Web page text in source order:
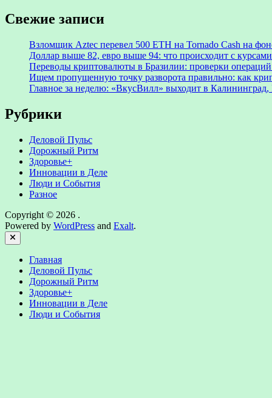
Свежие записи
Взломщик Aztec перевел 500 ETH на Tornado Cash на
Доллар выше 82, евро выше 94: что происходит с
Переводы криптовалюты в Бразилии: проверки
Ищем пропущенную точку разворота правильно: как
Главное за неделю: «ВкусВилл» выходит в
Рубрики
Деловой Пульс
Дорожный Ритм
Здоровье+
Инновации в Деле
Люди и События
Разное
Copyright © 2026 .
Powered by WordPress and Exalt.
Close
Главная
Деловой Пульс
Дорожный Ритм
Здоровье+
Инновации в Деле
Люди и События